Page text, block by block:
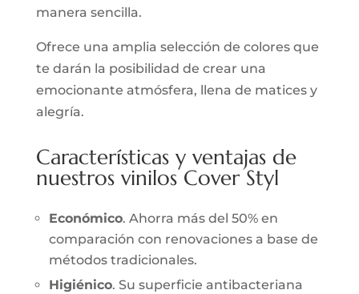
manera sencilla.
Ofrece una amplia selección de colores que
te darán la posibilidad de crear una
emocionante atmósfera, llena de matices y
alegría.
Características y ventajas de
nuestros vinilos Cover Styl
Económico. Ahorra más del 50% en
comparación con renovaciones a base de
métodos tradicionales.
Higiénico. Su superficie antibacteriana